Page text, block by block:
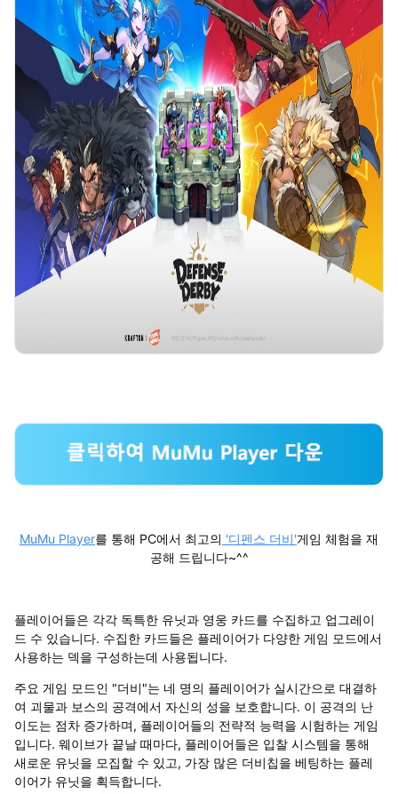
MuMu Player를 통해 PC에서 최고의 '디펜스 더비'게임 체험을 재
공해 드립니다~^^
플레이어들은 각각 독특한 유닛과 영웅 카드를 수집하고 업그레이
드 수 있습니다. 수집한 카드들은 플레이어가 다양한 게임 모드에서
사용하는 덱을 구성하는데 사용됩니다.
주요 게임 모드인 "더비"는 네 명의 플레이어가 실시간으로 대결하
여 괴물과 보스의 공격에서 자신의 성을 보호합니다. 이 공격의 난
이도는 점차 증가하며, 플레이어들의 전략적 능력을 시험하는 게임
입니다. 웨이브가 끝날 때마다, 플레이어들은 입찰 시스템을 통해
새로운 유닛을 모집할 수 있고, 가장 많은 더비칩을 베팅하는 플레
이어가 유닛을 획득합니다.